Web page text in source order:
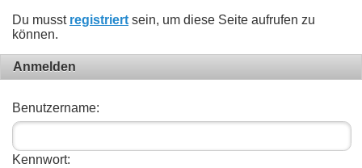
Du musst registriert sein, um diese Seite aufrufen zu
können.
Anmelden
Benutzername:
Kennwort: